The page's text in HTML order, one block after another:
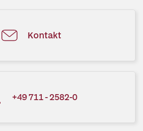
Kontakt
+49 711 - 2582-0